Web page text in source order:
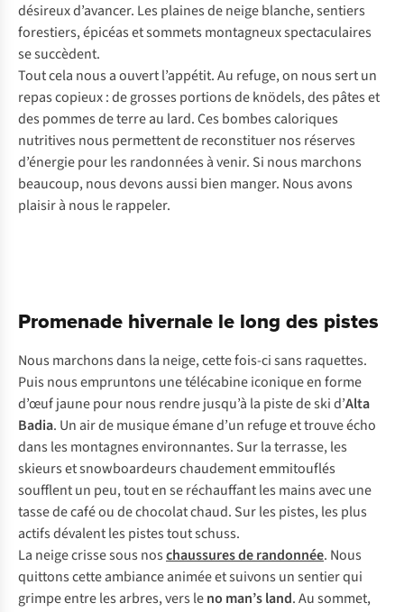
désireux d’avancer. Les plaines de neige blanche, sentiers
forestiers, épicéas et sommets montagneux spectaculaires
se succèdent.
Tout cela nous a ouvert l’appétit. Au refuge, on nous sert un
repas copieux : de grosses portions deknödels, des pâtes et
des pommes de terre au lard. Ces bombes caloriques
nutritives nous permettent de reconstituer nos réserves
d’énergie pour les randonnées à venir. Si nous marchons
beaucoup, nous devons aussi bien manger. Nous avons
plaisir à nous le rappeler.
Promenade hivernale le long des pistes
Nous marchons dans la neige, cette fois-ci sans raquettes.
Puis nous empruntons une télécabine iconique en forme
d’œuf jaune pour nous rendre jusqu’à la piste de ski d’Alta
Badia. Un air de musique émane d’un refuge et trouve écho
dans les montagnes environnantes. Sur la terrasse, les
skieurs et snowboardeurs chaudement emmitouflés
soufflent un peu, tout en se réchauffant les mains avec une
tasse de café ou de chocolat chaud. Sur les pistes, les plus
actifs dévalent les pistes tout schuss.
La neige crisse sous noschaussures de randonnée. Nous
quittons cette ambiance animée et suivons un sentier qui
grimpe entre les arbres, vers leno man’s land. Au sommet,